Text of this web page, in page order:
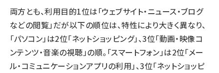
両方とも、利用目的1位は「ウェブサイト・ニュース・ブログ
などの閲覧」だが以下の順位は、特性により大きく異なり、
「パソコン」は2位「ネットショッピング」、3位「動画・映像コ
ンテンツ・音楽の視聴」の順。「スマートフォン」は2位「メー
ル・コミュニケーションアプリの利用」、3位「ネットショッピ